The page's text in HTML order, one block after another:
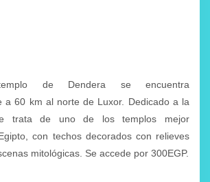
de Dendera se encuentra
a 60 km al norte de Luxor. Dedicado a la
trata de uno de los templos mejor
con techos decorados con relieves
mitológicas. Se accede por 300EGP.